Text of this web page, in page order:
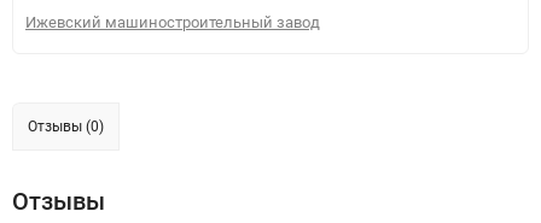
Ижевский машиностроительный завод
Отзывы (0)
Отзывы